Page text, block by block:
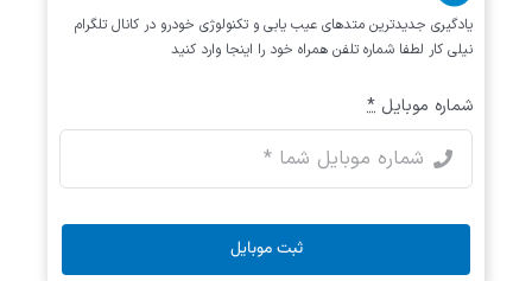
یادگیری جدیدترین متد‌های عیب یابی‌ و تکنولوژی خودرو در کانال تلگرام
نیلی کار لطفا شماره تلفن همراه خود را اینجا وارد کنید
شماره موبایل *
ثبت موبایل